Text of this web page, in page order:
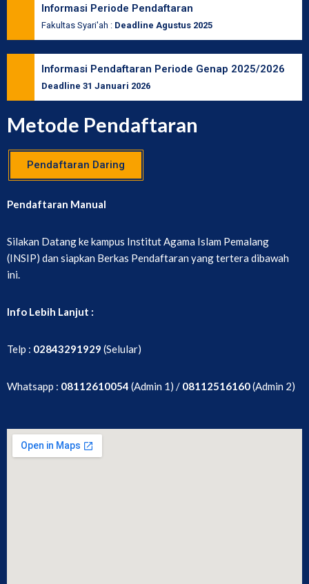
Informasi Periode Pendaftaran
Fakultas Syari'ah : Deadline Agustus 2025
Informasi Pendaftaran Periode Genap 2025/2026
Deadline 31 Januari 2026
Metode Pendaftaran
Pendaftaran Daring
Pendaftaran Manual
Silakan Datang ke kampus Institut Agama Islam Pemalang
(INSIP) dan siapkan Berkas Pendaftaran yang tertera dibawah
ini.
Info Lebih Lanjut :
Telp : 02843291929 (Selular)
Whatsapp : 08112610054 (Admin 1) / 08112516160(Admin 2)